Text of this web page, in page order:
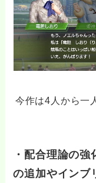
今作は4人から一
・配合理論の
の追加やインブ